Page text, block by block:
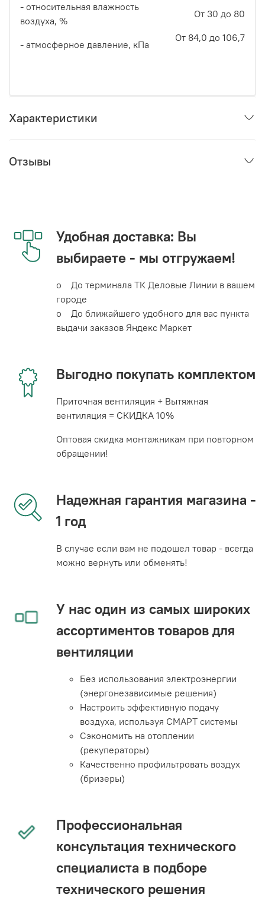
- относительная влажность
воздуха, %
- атмосферное давление, кПа
От 30 до 80
От 84,0 до 106,7
Характеристики
Отзывы
Удобная доставка: Вы
выбираете - мы отгружаем!
o До терминала ТК Деловые Линии в вашем
городе
o До ближайшего удобного для вас пункта
выдачи заказов Яндекс Маркет
Выгодно покупать комплектом
Приточная вентиляция + Вытяжная
вентиляция = СКИДКА 10%
Оптовая скидка монтажникам при повторном
обращении!
Надежная гарантия магазина -
1 год
В случае если вам не подошел товар - всегда
можно вернуть или обменять!
У нас один из самых широких
ассортиментов товаров для
вентиляции
Без использования электроэнергии
(энергонезависимые решения)
Настроить эффективную подачу
воздуха, используя СМАРТ системы
Сэкономить на отоплении
(рекуператоры)
Качественно профильтровать воздух
(бризеры)
Профессиональная
консультация технического
специалиста в подборе
технического решения